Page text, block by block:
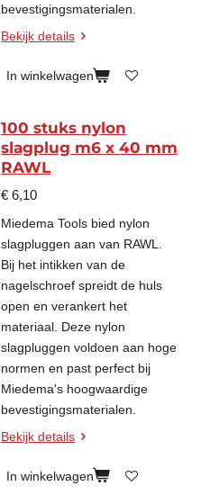
bevestigingsmaterialen.
Bekijk details
In winkelwagen
100 stuks nylon
slagplug m6 x 40 mm
RAWL
€ 6,10
Miedema Tools bied nylon
slagpluggen aan van RAWL.
Bij het intikken van de
nagelschroef spreidt de huls
open en verankert het
materiaal. Deze nylon
slagpluggen voldoen aan hoge
normen en past perfect bij
Miedema's hoogwaardige
bevestigingsmaterialen.
Bekijk details
In winkelwagen